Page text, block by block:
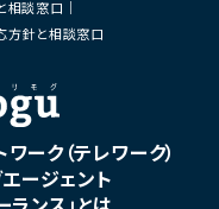
■その他補足
いへの出社が発生する可能
・長期参画が見込まれる案件
相談窓口
方針と相談窓口
ク（テレワーク）
ージェント